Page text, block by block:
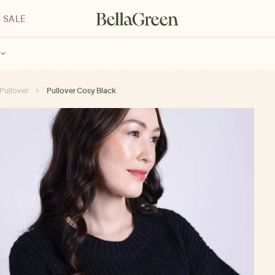
für Kinder
SALE
Pullover Pullover Cosy Black